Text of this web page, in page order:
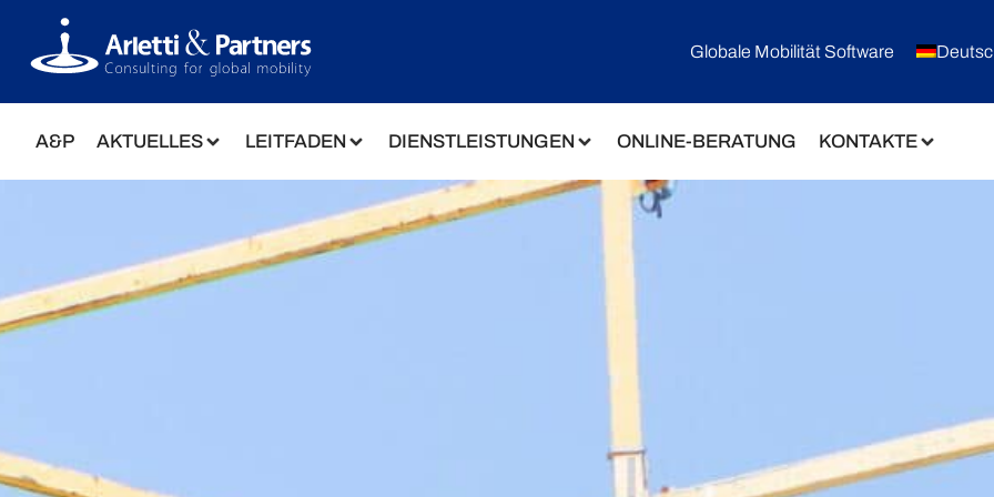
Globale Mobilität Software
A&P AKTUELLES LEITFADEN DIENSTLEISTUNGEN ONLINE-BERATUNG KONTAKTE